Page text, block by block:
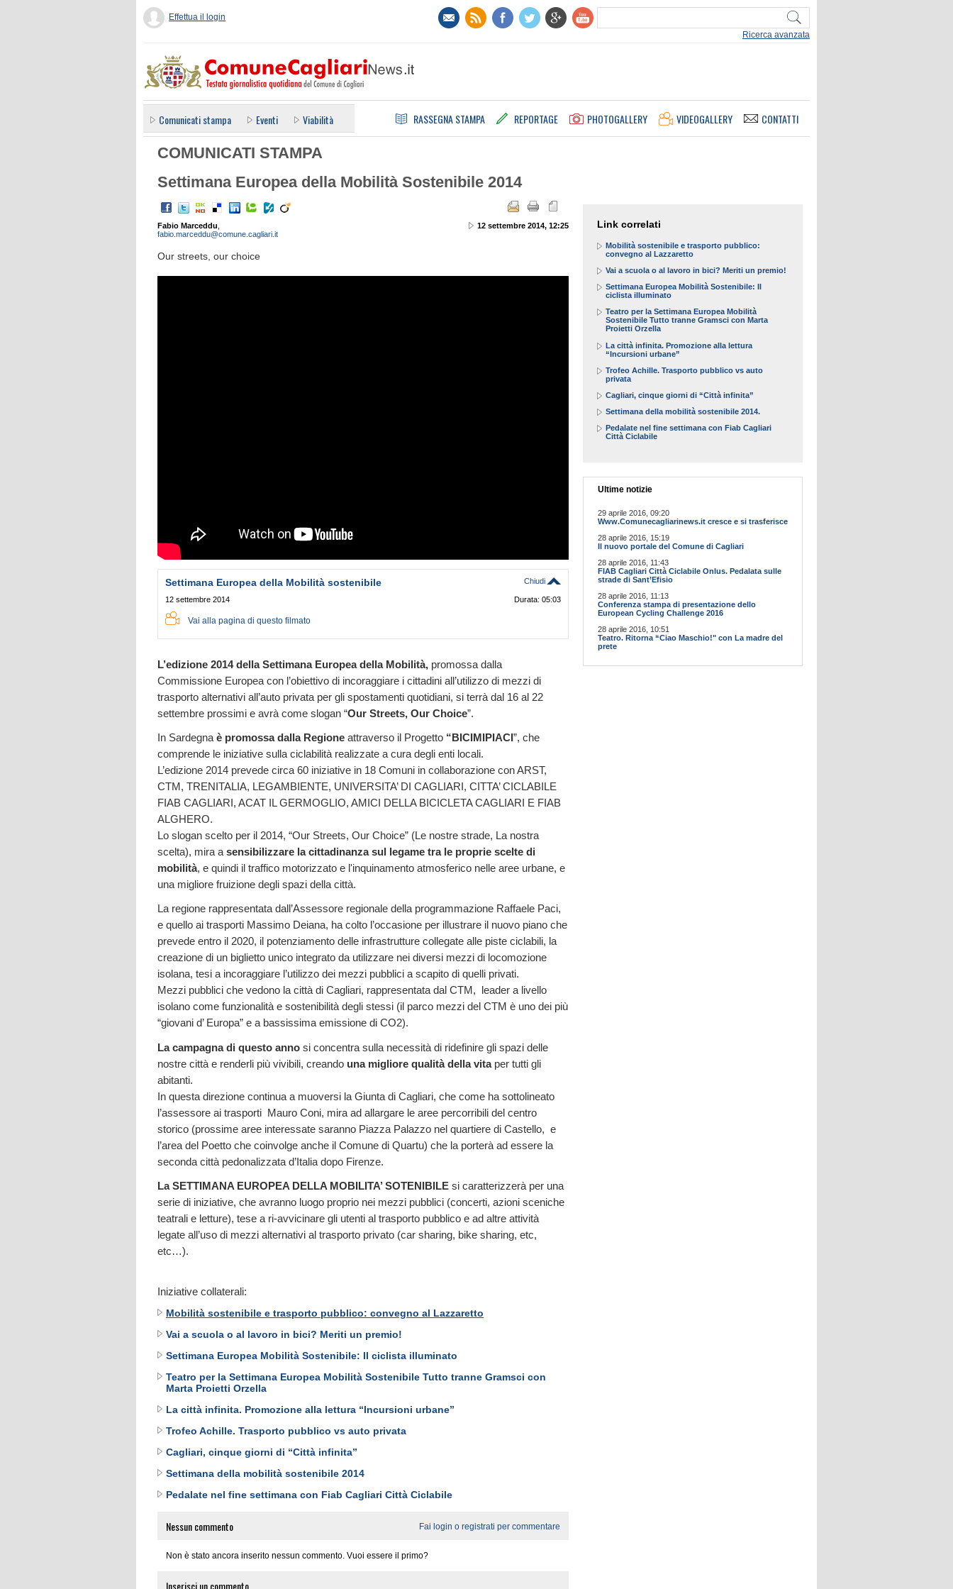
Ricerca avanzata
Effettua il login
Comunicati stampa Eventi Viabilità RASSEGNA STAMPA REPORTAGE PHOTOGALLERY VIDEOGALLERY CONTATTI
COMUNICATI STAMPA
Settimana Europea della Mobilità Sostenibile 2014
Fabio Marceddu
fabio.marceddu@comune.cagliari.it
12 settembre 2014, 12:25
Our streets, our choice
Settimana Europea della Mobilità sostenibile Chiudi
12 settembre 2014 Durata: 05:03
Vai alla pagina di questo filmato
L’edizione 2014 della Settimana Europea della Mobilità, promossa dalla
Commissione Europea con l’obiettivo di incoraggiare i cittadini all’utilizzo di mezzi di
trasporto alternativi all’auto privata per gli spostamenti quotidiani, si terrà dal 16 al 22
settembre prossimi e avrà come slogan “Our Streets, Our Choice”.
In Sardegna è promossa dalla Regione attraverso il Progetto “BICIMIPIACI”, che
comprende le iniziative sulla ciclabilità realizzate a cura degli enti locali.
L’edizione 2014 prevede circa 60 iniziative in 18 Comuni in collaborazione con ARST,
CTM, TRENITALIA, LEGAMBIENTE, UNIVERSITA’ DI CAGLIARI, CITTA’ CICLABILE
FIAB CAGLIARI, ACAT IL GERMOGLIO, AMICI DELLA BICICLETA CAGLIARI E FIAB
ALGHERO.
Lo slogan scelto per il 2014, “Our Streets, Our Choice” (Le nostre strade, La nostra
scelta), mira a sensibilizzare la cittadinanza sul legame tra le proprie scelte di
mobilità, e quindi il traffico motorizzato e l'inquinamento atmosferico nelle aree urbane, e
una migliore fruizione degli spazi della città.
La regione rappresentata dall’Assessore regionale della programmazione Raffaele Paci,
e quello ai trasporti Massimo Deiana, ha colto l’occasione per illustrare il nuovo piano che
prevede entro il 2020, il potenziamento delle infrastrutture collegate alle piste ciclabili, la
creazione di un biglietto unico integrato da utilizzare nei diversi mezzi di locomozione
isolana, tesi a incoraggiare l’utilizzo dei mezzi pubblici a scapito di quelli privati.
Mezzi pubblici che vedono la città di Cagliari, rappresentata dal CTM, leader a livello
isolano come funzionalità e sostenibilità degli stessi (il parco mezzi del CTM è uno dei più
“giovani d’ Europa” e a bassissima emissione di CO2).
La campagna di questo anno si concentra sulla necessità di ridefinire gli spazi delle
nostre città e renderli più vivibili, creando una migliore qualità della vitaper tutti gli
abitanti.
In questa direzione continua a muoversi la Giunta di Cagliari, che come ha sottolineato
l’assessore ai trasporti Mauro Coni, mira ad allargare le aree percorribili del centro
storico (prossime aree interessate saranno Piazza Palazzo nel quartiere di Castello, e
l’area del Poetto che coinvolge anche il Comune di Quartu) che la porterà ad essere la
seconda città pedonalizzata d’Italia dopo Firenze.
La SETTIMANA EUROPEA DELLA MOBILITA’ SOTENIBILE si caratterizzerà per una
serie di iniziative, che avranno luogo proprio nei mezzi pubblici (concerti, azioni sceniche
teatrali e letture), tese a ri-avvicinare gli utenti al trasporto pubblico e ad altre attività
legate all’uso di mezzi alternativi al trasporto privato (car sharing, bike sharing, etc,
etc…).
Iniziative collaterali:
Mobilità sostenibile e trasporto pubblico: convegno al Lazzaretto
Vai a scuola o al lavoro in bici? Meriti un premio!
Settimana Europea Mobilità Sostenibile: Il ciclista illuminato
Teatro per la Settimana Europea Mobilità Sostenibile Tutto tranne Gramsci con
Marta Proietti Orzella
La città infinita. Promozione alla lettura “Incursioni urbane”
Trofeo Achille. Trasporto pubblico vs auto privata
Cagliari, cinque giorni di “Città infinita”
Settimana della mobilità sostenibile 2014
Pedalate nel fine settimana con Fiab Cagliari Città Ciclabile
Nessun commento Fai login o registrati per commentare
Non è stato ancora inserito nessun commento. Vuoi essere il primo?
Inserisci un commento
Link correlati
Mobilità sostenibile e trasporto pubblico:
convegno al Lazzaretto
Vai a scuola o al lavoro in bici? Meriti un premio!
Settimana Europea Mobilità Sostenibile: Il
ciclista illuminato
Teatro per la Settimana Europea Mobilità
Sostenibile Tutto tranne Gramsci con Marta
Proietti Orzella
La città infinita. Promozione alla lettura
“Incursioni urbane”
Trofeo Achille. Trasporto pubblico vs auto
privata
Cagliari, cinque giorni di “Città infinita”
Settimana della mobilità sostenibile 2014.
Pedalate nel fine settimana con Fiab Cagliari
Città Ciclabile
Ultime notizie
29 aprile 2016, 09:20
Www.Comunecagliarinews.it cresce e si trasferisce
28 aprile 2016, 15:19
Il nuovo portale del Comune di Cagliari
28 aprile 2016, 11:43
FIAB Cagliari Città Ciclabile Onlus. Pedalata sulle
strade di Sant’Efisio
28 aprile 2016, 11:13
Conferenza stampa di presentazione dello
European Cycling Challenge 2016
28 aprile 2016, 10:51
Teatro. Ritorna “Ciao Maschio!" con La madre del
prete